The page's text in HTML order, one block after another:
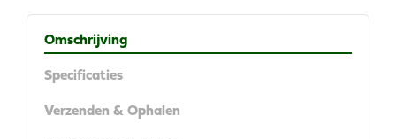
Omschrijving
Specificaties
Verzenden & Ophalen